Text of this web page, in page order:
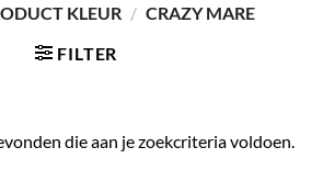
KLEUR / CRAZY MARE
FILTER
die aan je zoekcriteria voldoen.